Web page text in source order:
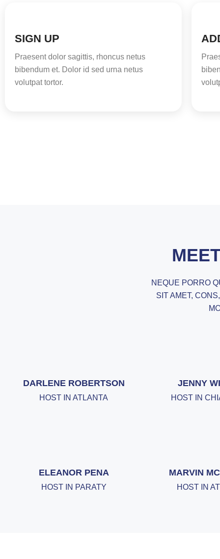
SIGN UP
Praesent dolor sagittis, rhoncus netus
bibendum et. Dolor id sed urna netus
volutpat tortor.
NEQUE PORRO
SIT AMET,
DARLENE ROBERTSON
HOST IN ATLANTA
JENNY
HOST IN
ELEANOR PENA
HOST IN PARATY
MARVIN
HOST IN